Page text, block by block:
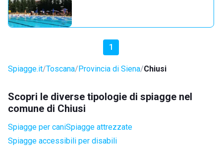
1
Spiagge.it Toscana Provincia di Siena Chiusi
Scopri le diverse tipologie di spiagge nel
comune di Chiusi
Spiagge per caniSpiagge attrezzate
Spiagge accessibili per disabili